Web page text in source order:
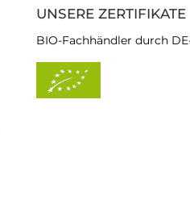
UNSERE ZERTIFIKATE
BIO-Fachhändler durch